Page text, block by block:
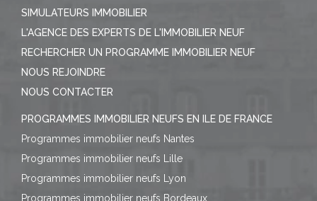
SIMULATEURS IMMOBILIER
L'AGENCE DES EXPERTS DE L'IMMOBILIER NEUF
RECHERCHER UN PROGRAMME IMMOBILIER NEUF
NOUS REJOINDRE
NOUS CONTACTER
PROGRAMMES IMMOBILIER NEUFS EN ILE DE FRANCE
Programmes immobilier neufs Nantes
Programmes immobilier neufs Lille
Programmes immobilier neufs Lyon
Programmes immobilier neufs Bordeaux